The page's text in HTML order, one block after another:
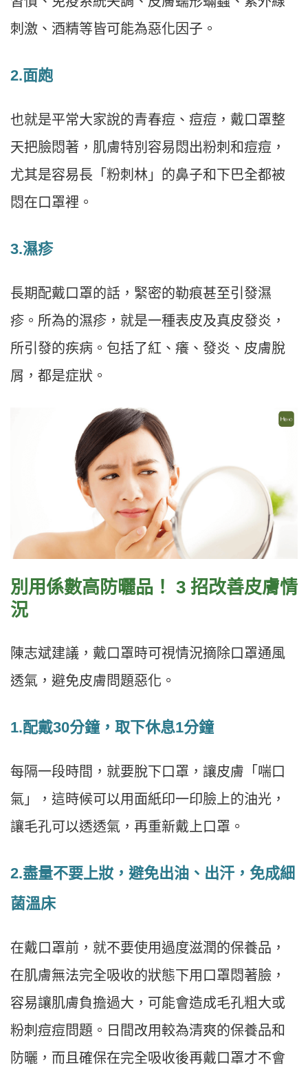
刺激、酒精等皆可能為惡化因子。
2.面皰
也就是平常大家說的青春痘、痘痘，戴口罩整
天把臉悶著，肌膚特別容易悶出粉刺和痘痘，
尤其是容易長「粉刺林」的鼻子和下巴全都被
悶在口罩裡。
3.濕疹
長期配戴口罩的話，緊密的勒痕甚至引發濕
疹。所為的濕疹，就是一種表皮及真皮發炎，
所引發的疾病。包括了紅、癢、發炎、皮膚脫
屑，都是症狀。
別用係數高防曬品！ 3 招改善皮膚情
況
陳志斌建議，戴口罩時可視情況摘除口罩通風
透氣，避免皮膚問題惡化。
1.配戴30分鐘，取下休息1分鐘
每隔一段時間，就要脫下口罩，讓皮膚「喘口
氣」，這時候可以用面紙印一印臉上的油光，
讓毛孔可以透透氣，再重新戴上口罩。
2.盡量不要上妝，避免出油、出汗，免成細
菌溫床
在戴口罩前，就不要使用過度滋潤的保養品，
在肌膚無法完全吸收的狀態下用口罩悶著臉，
容易讓肌膚負擔過大，可能會造成毛孔粗大或
粉刺痘痘問題。日間改用較為清爽的保養品和
防曬，而且確保在完全吸收後再戴口罩才不會